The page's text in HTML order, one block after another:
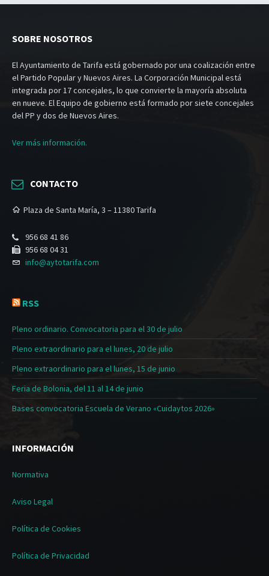
SOBRE NOSOTROS
El Ayuntamiento de Tarifa está gobernado por una coalización entre
el Partido Popular y Nuevos Aires. La Corporación Municipal está
integrada por 17 concejales, lo que convierte la mayoría absoluta
en nueve. El Equipo de gobierno está formado por siete concejales
del PP y dos de Nuevos Aires.
Ver más información.
CONTACTO
Plaza de Santa María, 3 – 11380 Tarifa
956 68 41 86
956 68 04 31
info@aytotarifa.com
RSS
Pleno ordinario. Convocatoria para el 30 de julio
Pleno extraordinario para el lunes, 20 de julio
Pleno extraordinario para el lunes, 15 de junio
Feria de Bolonia, del 11 al 14 de junio
Bases convocatoria Escuela de Verano «Cuidaytos 2026»
INFORMACIÓN
Normativa
Aviso Legal
Política de Cookies
Política de Privacidad